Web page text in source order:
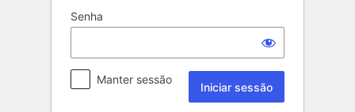
Senha
Manter sessão